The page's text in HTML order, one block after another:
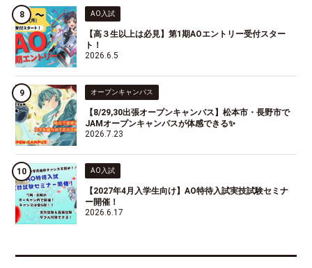
AO入試
【高３生以上は必見】第1期AOエントリー受付スター
ト！
2026.6.5
オープンキャンパス
【8/29,30出張オープンキャンパス】松本市・長野市で
JAMオープンキャンパスが体感できる✨
2026.7.23
AO入試
【2027年4月入学生向け】AO特待入試実技試験セミナ
ー開催！
2026.6.17